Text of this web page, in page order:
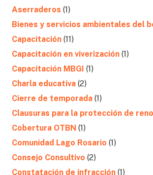
Aserraderos (1)
Bienes y servicios ambientales del
Capacitación (11)
Capacitación en viverización (1)
Capacitación MBGI (1)
Charla educativa (2)
Cierre de temporada (1)
Clausuras para la protección de
Cobertura OTBN (1)
Comunidad Lago Rosario (1)
Consejo Consultivo (2)
Constatación de infracción (1)